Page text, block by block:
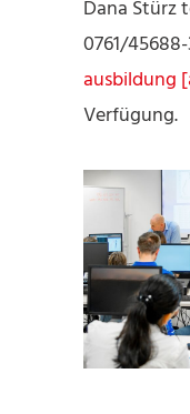
Dana Stürz
0761/
ausbildung
Verfügung.